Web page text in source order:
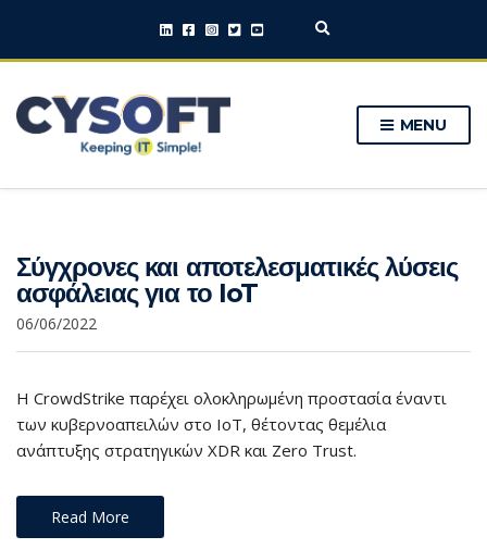
E
p
a
f
o
MENU
Σύγχρονες και αποτελεσματικές λύσεις
ασφάλειας για το IoT
06/06/2022
Η CrowdStrike παρέχει ολοκληρωμένη προστασία έναντι
των κυβερνοαπειλών στο IoT, θέτοντας θεμέλια
ανάπτυξης στρατηγικών XDR και Zero Trust.
Read More